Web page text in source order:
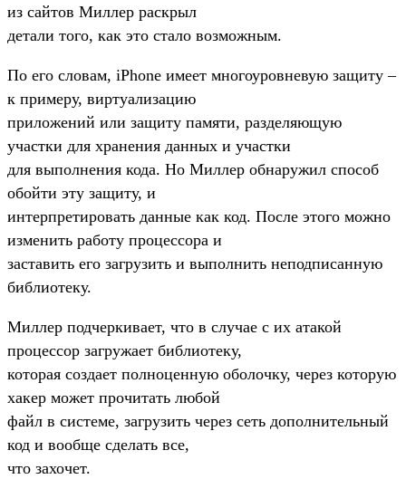
из сайтов Миллер раскрыл
детали того, как это стало возможным.
По его словам, iPhone имеет многоуровневую защиту –
к примеру, виртуализацию
приложений или защиту памяти, разделяющую
участки для хранения данных и участки
для выполнения кода. Но Миллер обнаружил способ
обойти эту защиту, и
интерпретировать данные как код. После этого можно
изменить работу процессора и
заставить его загрузить и выполнить неподписанную
библиотеку.
Миллер подчеркивает, что в случае с их атакой
процессор загружает библиотеку,
которая создает полноценную оболочку, через которую
хакер может прочитать любой
файл в системе, загрузить через сеть дополнительный
код и вообще сделать все,
что захочет.